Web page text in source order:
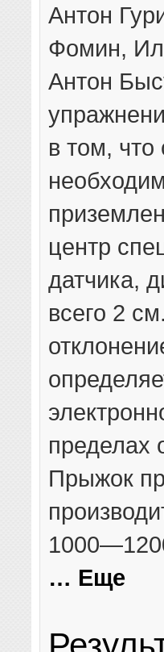
Антон
Фомин,
Антон
в том, что
центр
датчика,
всего 2
пределах
Прыжок
… Еще